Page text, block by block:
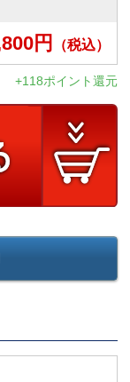
円 （税込）
+118ポイント還元